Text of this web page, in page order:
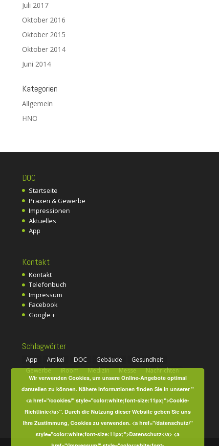
Juli 2017
Oktober 2016
Oktober 2015
Oktober 2014
Juni 2014
Kategorien
Allgemein
HNO
DOC
Startseite
Praxen & Gewerbe
Impressionen
Aktuelles
App
Kontakt
Kontakt
Telefonbuch
Impressum
Facebook
Google +
Schlagwörter
App Artikel DOC Gebäude
Gesundheit
Gewerbe
iRoom Medizin Messe Nachrichten
Wir verwenden Cookies, um unsere Online-Angebote optimal
darstellen zu können. Nähere Informationen finden Sie in unserer "
<a href="/cookies/" style="color:white;font-size:11px;">Cookie-
Richtlinie</a>". Durch die Nutzung dieser Website geben Sie uns
Ihre Zustimmung, Cookies zu verwenden. <a href="/datenschutz/"
style="color:white;font-size:11px;">Datenschutz</a> <a